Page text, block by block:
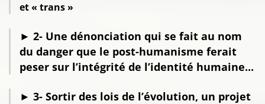
et « trans »
► 2- Une dénonciation qui se fait au nom
du danger que le post-humanisme ferait
peser sur l’intégrité de l’identité humaine...
► 3- Sortir des lois de l’évolution, un projet